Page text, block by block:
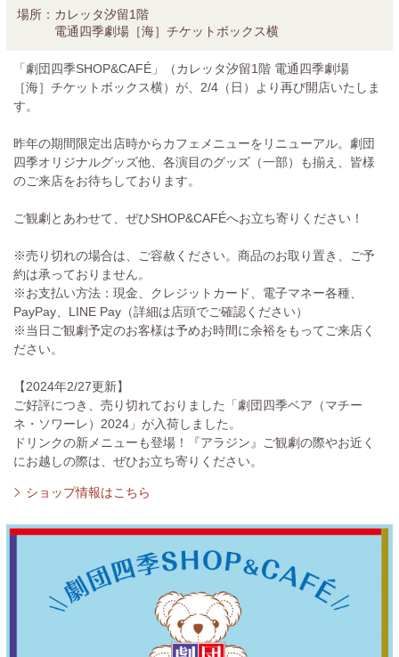
場所： カレッタ汐留1階
電通四季劇場［海］チケットボックス横
「劇団四季SHOP&CAFÉ」（カレッタ汐留1階 電通四季劇場
［海］チケットボックス横）が、2/4（日）より再び開店いたしま
す。
昨年の期間限定出店時からカフェメニューをリニューアル。劇団
四季オリジナルグッズ他、各演目のグッズ（一部）も揃え、皆様
のご来店をお待ちしております。
ご観劇とあわせて、ぜひSHOP&CAFÉへお立ち寄りください！
※売り切れの場合は、ご容赦ください。商品のお取り置き、ご予
約は承っておりません。
※お支払い方法：現金、クレジットカード、電子マネー各種、
PayPay、LINE Pay（詳細は店頭でご確認ください）
※当日ご観劇予定のお客様は予めお時間に余裕をもってご来店く
ださい。
【2024年2/27更新】
ご好評につき、売り切れておりました「劇団四季ベア（マチー
ネ・ソワーレ）2024」が入荷しました。
ドリンクの新メニューも登場！『アラジン』ご観劇の際やお近く
にお越しの際は、ぜひお立ち寄りください。
ショップ情報はこちら